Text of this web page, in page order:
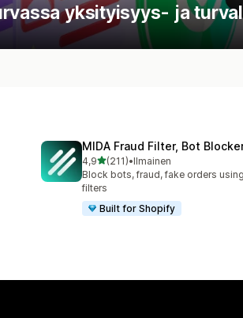
yksityisyys- ja
MIDA Fraud Filter, Bot
4,9/ 5 tähteä
(211)
211 arvostelua yhteensä
•Ilmainen
Block bots, fraud, fake orders
filters
Built for Shopify